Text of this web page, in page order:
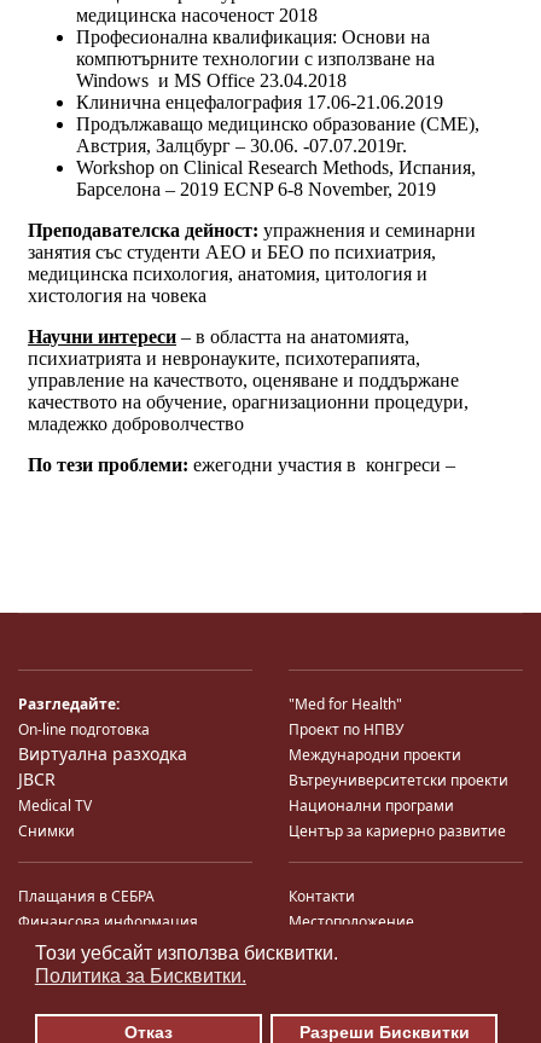
Този уебсайт използва бисквитки.
Политика за Бисквитки.
Отказ Разреши Бисквитки
Разгледайте:
On-line подготовка
Виртуална разходка
JBCR
Medical TV
Снимки
"Med for Health"
Проект по НПВУ
Международни проекти
Вътреуниверситетски проекти
Национални програми
Център за кариерно развитие
Плащания в СЕБРА
Финансова информация
Система за финансово упр-е и
контрол
Търгове по ЗДС
Контакти
Местоположение
Карта на сайта